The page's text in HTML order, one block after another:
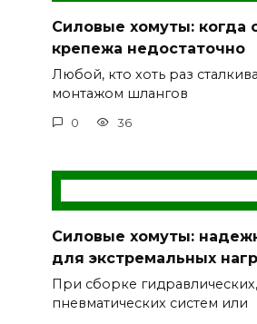
Силовые хомуты: когда
крепежа недостаточно
Любой, кто хоть раз
монтажом шлангов
0 36
Силовые хомуты:
для экстремальных
При сборке гидравлических,
пневматических систем или